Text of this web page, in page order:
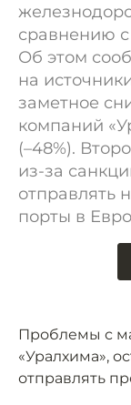
сравнению с
Об этом
на
заметное
компаний
(–48%).
из-за
отправлять
порты в
Проблемы с
«Уралхима»,
отправлять